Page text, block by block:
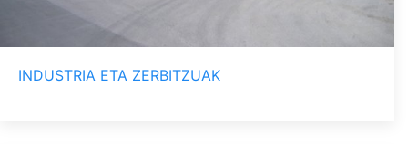
INDUSTRIA ETA ZERBITZUAK